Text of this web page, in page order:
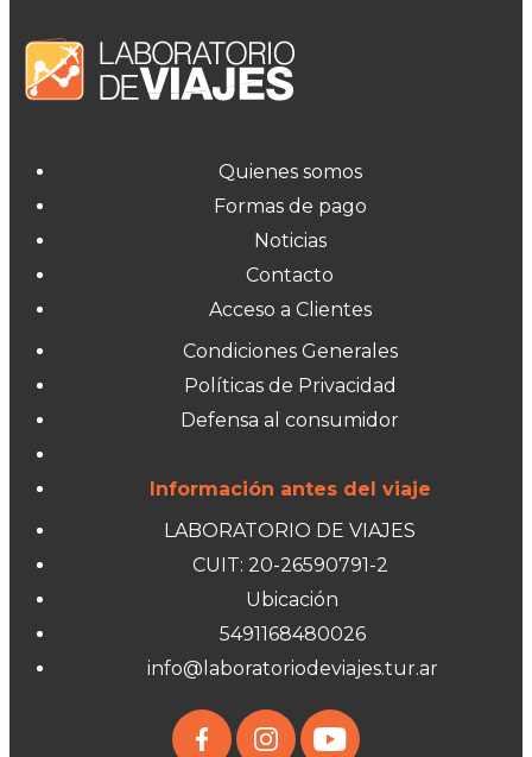
Quienes somos
Formas de pago
Noticias
Contacto
Acceso a Clientes
Condiciones Generales
Políticas de Privacidad
Defensa al consumidor
Información antes del viaje
LABORATORIO DE VIAJES
CUIT: 20-26590791-2
Ubicación
5491168480026
info@laboratoriodeviajes.tur.ar